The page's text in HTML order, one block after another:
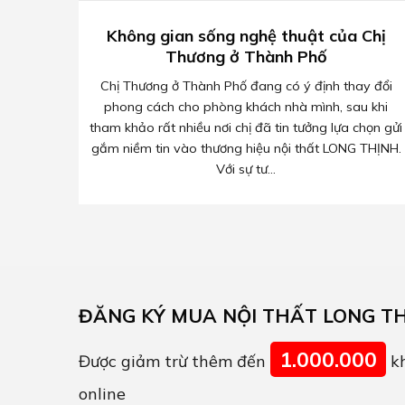
Không gian sống nghệ thuật của Chị
Thương ở Thành Phố
Chị Thương ở Thành Phố đang có ý định thay đổi
phong cách cho phòng khách nhà mình, sau khi
tham khảo rất nhiều nơi chị đã tin tưởng lựa chọn gửi
gắm niềm tin vào thương hiệu nội thất LONG THỊNH.
Với sự tư...
ĐĂNG KÝ MUA NỘI THẤT LONG
Được giảm trừ thêm đến 1.000.000
online